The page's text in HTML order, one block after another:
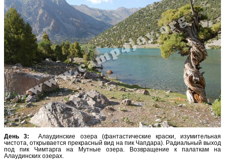
День 3: Алаудинские озера (фантастические краски, изумительная
чистота, открывается прекрасный вид на пик Чапдара). Радиальный выход
под пик Чимтарга на Мутные озера. Возвращение к палаткам на
Алаудинских озерах.